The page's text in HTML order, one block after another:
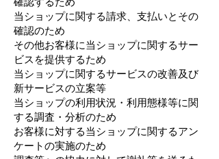
当ショップに関する請求、支払いとその
確認のため
その他お客様に当ショップに関するサー
ビスを提供するため
当ショップに関するサービスの改善及び
新サービスの立案等
当ショップの利用状況・利用態様等に関
する調査・分析のため
お客様に対する当ショップに関するアン
ケートの実施のため